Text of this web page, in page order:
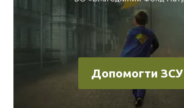
Допомогти ЗСУ